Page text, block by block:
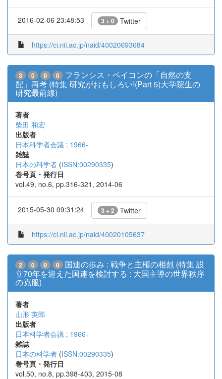
2016-02-06 23:48:53 3 + 0 Twitter
https://ci.nii.ac.jp/naid/40020693684
3 0 0 0
フランシス・ベイコンの「自然の支
配」再考 (特集 研究がおもしろい!(Part 5)大学院生の
研究最前線)
著者
柴田 和宏
出版者
日本科学者会議 ; 1966-
雑誌
日本の科学者 (ISSN:00290335)
巻号頁・発行日
vol.49, no.6, pp.316-321, 2014-06
2015-05-30 09:31:24 3 + 2 Twitter
https://ci.nii.ac.jp/naid/40020105637
2 0 0 0
国連の歩み : 戦争と主権の相剋 (特集 設
立70年を迎えた国連を検討する : 大国主導の世界秩序
の克服)
著者
山形 英郎
出版者
日本科学者会議 ; 1966-
雑誌
日本の科学者 (ISSN:00290335)
巻号頁・発行日
vol.50, no.8, pp.398-403, 2015-08